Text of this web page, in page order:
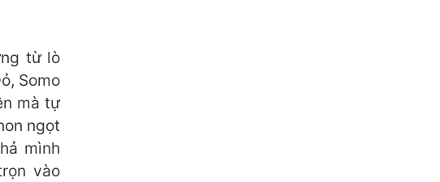
từ lò
Somo
mà tự
ngọt
mình
vào